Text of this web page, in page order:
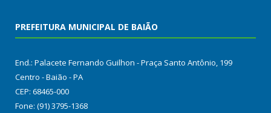
PREFEITURA MUNICIPAL DE BAIÃO
End.: Palacete Fernando Guilhon - Praça Santo Antônio, 199
Centro - Baião - PA
CEP: 68465-000
Fone: (91) 3795-1368